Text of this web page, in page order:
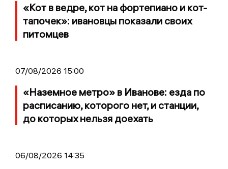
«Кот в ведре, кот на фортепиано и кот-
тапочек»: ивановцы показали своих
питомцев
07/08/2026 15:00
«Наземное метро» в Иванове: езда по
расписанию, которого нет, и станции,
до которых нельзя доехать
06/08/2026 14:35